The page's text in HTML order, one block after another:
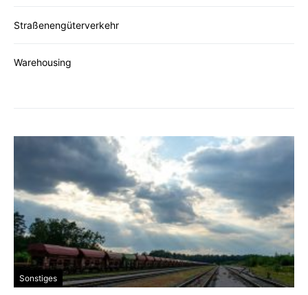
Straßenengüterverkehr
Warehousing
Sonstiges